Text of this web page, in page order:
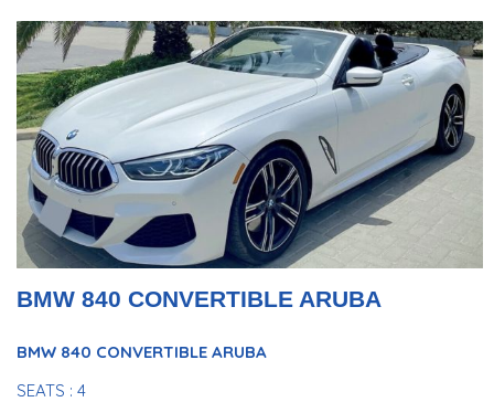
BMW 840 CONVERTIBLE ARUBA
BMW 840 CONVERTIBLE ARUBA
SEATS : 4